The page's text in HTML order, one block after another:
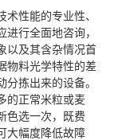
性能的专业性、
行全面地咨询，
以及其含杂情况首
物料光学特性的差
拣出来的设备。
的正常米粒或麦
色选一次，既费
大幅度降低故障